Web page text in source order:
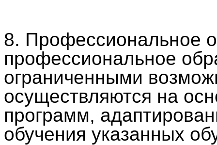
8. Профессиональное
профессиональное
ограниченными
осуществляются на
программ,
обучения указанных